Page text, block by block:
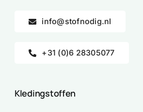
info@stofnodig.nl
+31 (0)6 28305077
Kledingstoffen